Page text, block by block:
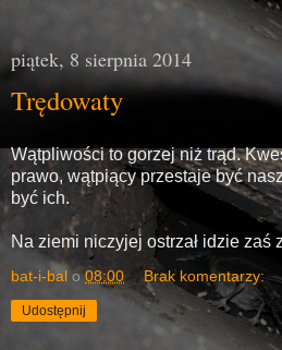
piątek, 8 sierpnia 2014
Trędowaty
Wątpliwości to gorzej niż trąd.
prawo, wątpiący przestaje być
być ich.
Na ziemi niczyjej ostrzał idzie zaś
bat-i-bal o08:00 Brak komentarzy:
Udostępnij